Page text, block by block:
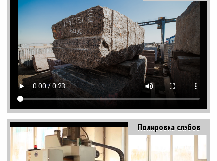
Полировка слэбов